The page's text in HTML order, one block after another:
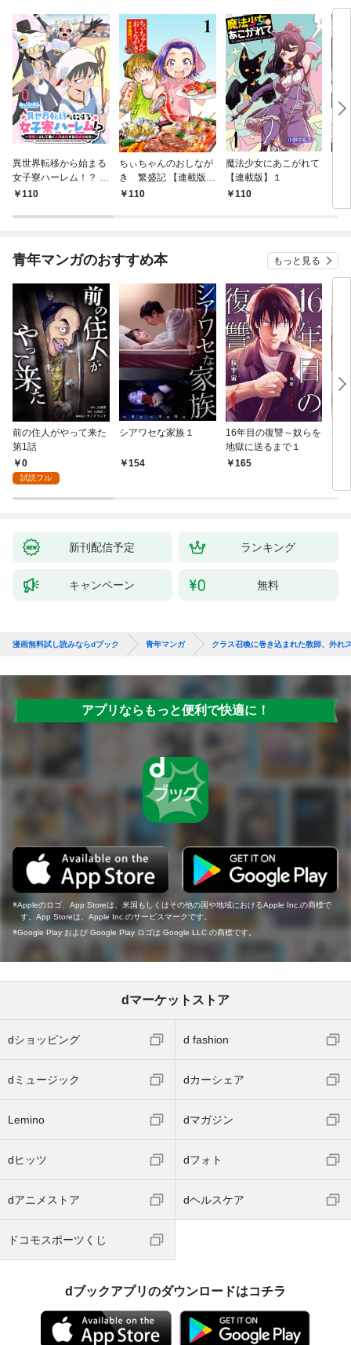
異世界転移から始まる
女子寮ハーレム！？ ～
管理人として働く人間
【連載版】０
110
ちぃちゃんのおしなが
き 繁盛記 【連載版】
１110
魔法少女にあこがれて
【連載版】１
110
青年マンガのおすすめ本 もっと見る
前の住人がやって来た
第1話
0
試読フル
シアワセな家族１
154
16年目の復讐～奴らを
地獄に送るまで１
165
ベ
新刊配信予定 ランキング
キャンペーン 無料
漫画無料試し読みならdブック 青年マンガ クラス召喚に巻き込まれた教師、外れ
アプリならもっと便利で快適に！
Appleのロゴ、App Storeは、米国もしくはその他の国や地域におけるApple Inc.の商標で
す。App Storeは、Apple Inc.のサービスマークです。
Google Play および Google Play ロゴは Google LLC の商標です。
dマーケットストア
dショッピング d fashion
dミュージック dカーシェア
Lemino dマガジン
dヒッツ dフォト
dアニメストア dヘルスケア
ドコモスポーツくじ
dブックアプリのダウンロードはコチラ